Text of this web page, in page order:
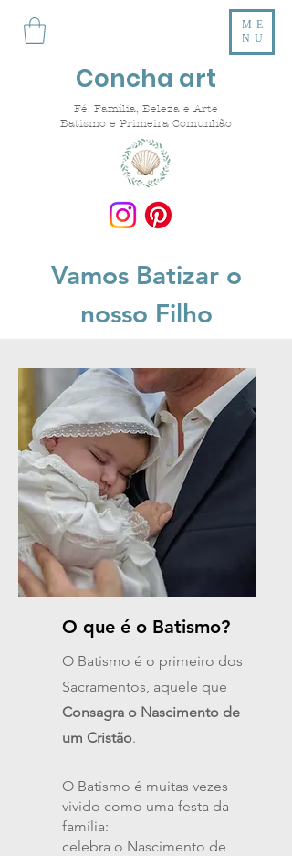
Concha art
ME
NU
Fé, Família, Beleza e Arte
Batismo e Primeira Comunhão
Vamos Batizar o
nosso Filho
O que é o Batismo?
O Batismo é o primeiro dos
Sacramentos, aquele que
Consagra o Nascimento de
um Cristão.
O Batismo é muitas vezes
vivido como uma festa da
família:
celebra o Nascimento de